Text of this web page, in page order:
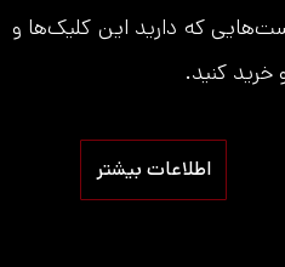
که دارید این کلیک‌ها و
خرید کنید.
اطلاعات بیشتر